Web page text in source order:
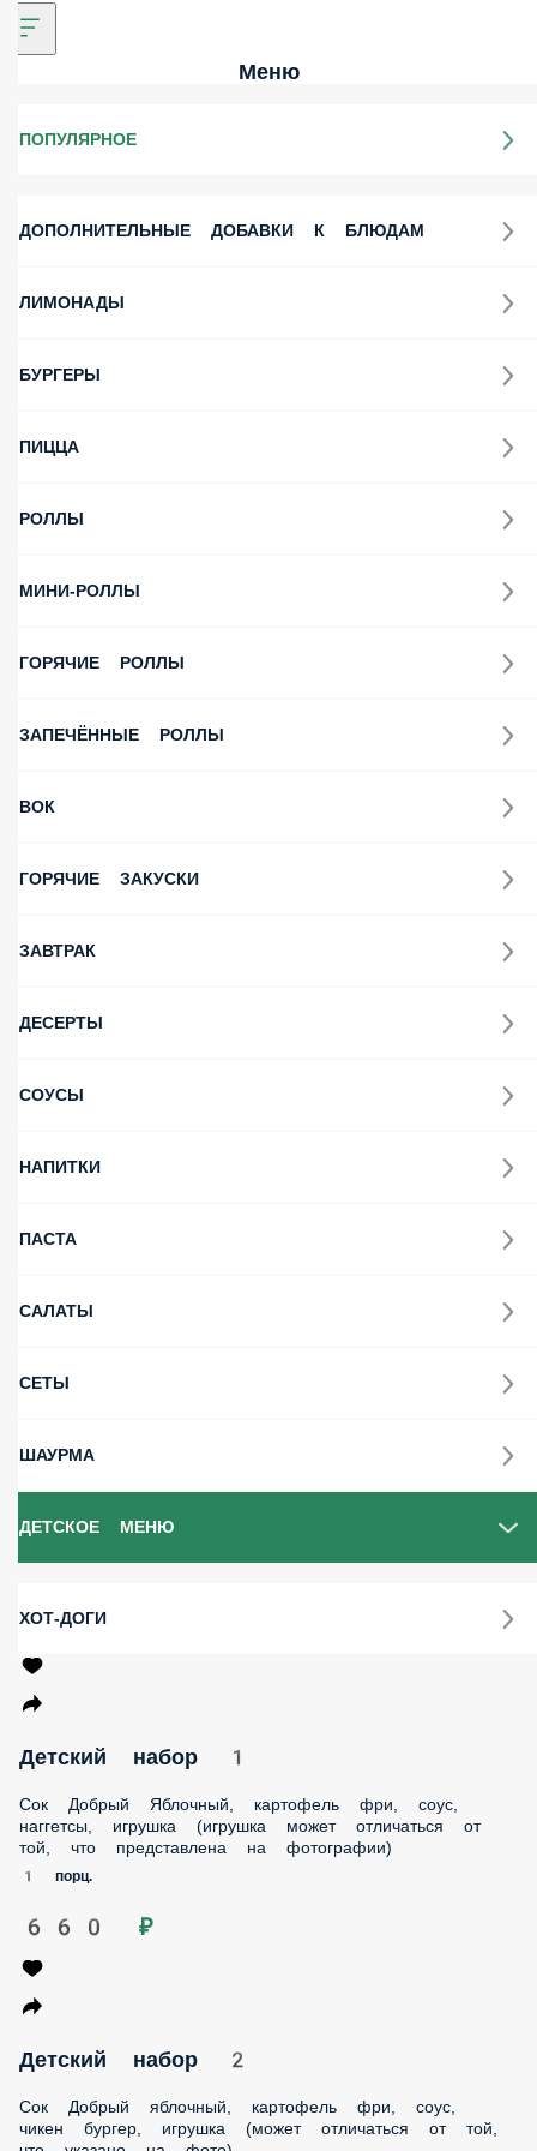
Меню
ПОПУЛЯРНОЕ
ДОПОЛНИТЕЛЬНЫЕ ДОБАВКИ К БЛЮДАМ
ЛИМОНАДЫ
БУРГЕРЫ
ПИЦЦА
РОЛЛЫ
МИНИ-РОЛЛЫ
ГОРЯЧИЕ РОЛЛЫ
ЗАПЕЧЁННЫЕ РОЛЛЫ
ВОК
ГОРЯЧИЕ ЗАКУСКИ
ЗАВТРАК
ДЕСЕРТЫ
СОУСЫ
НАПИТКИ
ПАСТА
САЛАТЫ
СЕТЫ
ШАУРМА
ДЕТСКОЕ МЕНЮ
ХОТ-ДОГИ
Детский набор 1
Сок Добрый Яблочный, картофель фри, соус, наггетсы,
игрушка (игрушка может отличаться от той, что
представлена на фотографии)
1 порц.
660 ₽
Детский набор 2
Сок Добрый яблочный, картофель фри, соус, чикен бургер,
игрушка (может отличаться от той, что указано на фото)